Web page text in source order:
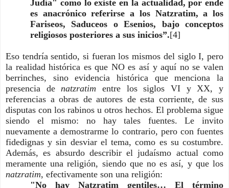
Judía" como lo existe en la actualidad, por ende
es anacrónico referirse a los Natzratim, a los
Fariseos, Saduceos o Esenios, bajo conceptos
religiosos posteriores a sus inicios”.[4]
Eso tendría sentido, si fueran los mismos del siglo I, pero
la realidad histórica es que NO es así y aquí no se valen
berrinches, sino evidencia histórica que menciona la
presencia de natzratimentre los siglos VI y XX, y
referencias a obras de autores de esta corriente, de sus
disputas con los rabinos u otros hechos. El problema sigue
siendo el mismo: no hay tales fuentes. Le invito
nuevamente a demostrarme lo contrario, pero con fuentes
fidedignas y sin desviar el tema, como es su costumbre.
Además, es absurdo describir el judaísmo actual como
meramente una religión, siendo que no es así, y que los
natzratim, efectivamente son una religión:
"No hay Natzratim gentiles… El término